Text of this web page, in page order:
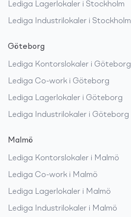
Lediga Lagerlokaler i Stockholm
Lediga Industrilokaler i Stockholm
Göteborg
Lediga Kontorslokaler i Göteborg
Lediga Co-work i Göteborg
Lediga Lagerlokaler i Göteborg
Lediga Industrilokaler i Göteborg
Malmö
Lediga Kontorslokaler i Malmö
Lediga Co-work i Malmö
Lediga Lagerlokaler i Malmö
Lediga Industrilokaler i Malmö